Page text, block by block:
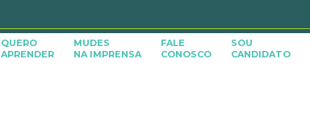
QUERO
APRENDER
MUDES
NA IMPRENSA
FALE
CONOSCO
SOU
CANDIDATO